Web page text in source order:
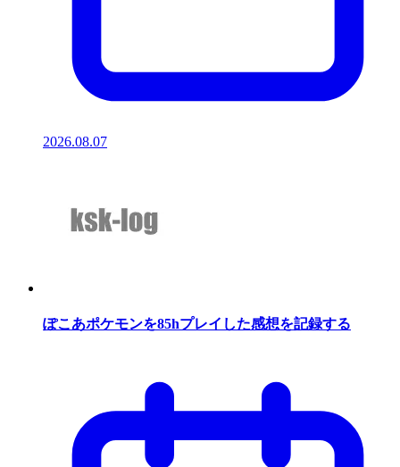
2026.08.07
ぽこあポケモンを85hプレイした感想を記録する